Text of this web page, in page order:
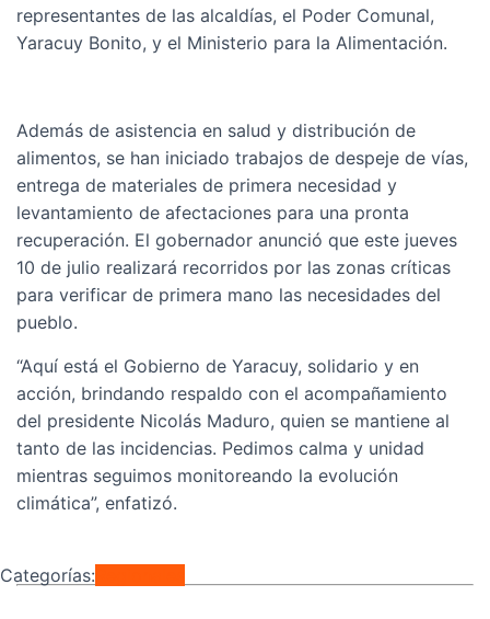
representantes de las alcaldías, el Poder Comunal,
Yaracuy Bonito, y el Ministerio para la Alimentación.
Además de asistencia en salud y distribución de
alimentos, se han iniciado trabajos de despeje de vías,
entrega de materiales de primera necesidad y
levantamiento de afectaciones para una pronta
recuperación. El gobernador anunció que este jueves
10 de julio realizará recorridos por las zonas críticas
para verificar de primera mano las necesidades del
pueblo.
“Aquí está el Gobierno de Yaracuy, solidario y en
acción, brindando respaldo con el acompañamiento
del presidente Nicolás Maduro, quien se mantiene al
tanto de las incidencias. Pedimos calma y unidad
mientras seguimos monitoreando la evolución
climática”, enfatizó.
Categorías: